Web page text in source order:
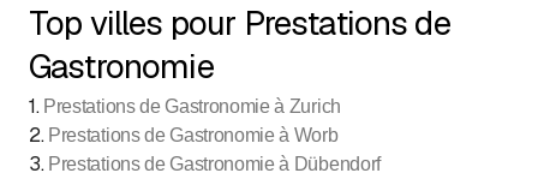
Top villes pour Prestations de
Gastronomie
1. Prestations de Gastronomie à Zurich
2. Prestations de Gastronomie à Worb
3. Prestations de Gastronomie à Dübendorf